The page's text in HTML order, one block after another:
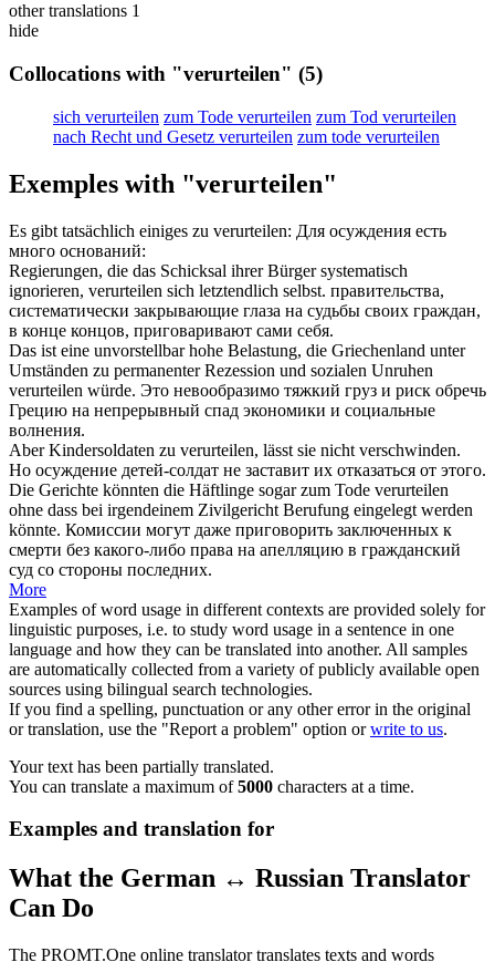
other translations 1
hide
Collocations with "verurteilen" (5)
sich verurteilen zum Tode verurteilen zum Tod verurteilen
nach Recht und Gesetz verurteilen zum tode verurteilen
Exemples with "verurteilen"
Es gibt tatsächlich einiges zu verurteilen: Для осуждения есть
много оснований:
Regierungen, die das Schicksal ihrer Bürger systematisch
ignorieren, verurteilen sich letztendlich selbst. правительства,
систематически закрывающие глаза на судьбы своих граждан,
в конце концов, приговаривают сами себя.
Das ist eine unvorstellbar hohe Belastung, die Griechenland unter
Umständen zu permanenter Rezession und sozialen Unruhen
verurteilen würde. Это невообразимо тяжкий груз и риск обречь
Грецию на непрерывный спад экономики и социальные
волнения.
Aber Kindersoldaten zu verurteilen, lässt sie nicht verschwinden.
Но осуждение детей-солдат не заставит их отказаться от этого.
Die Gerichte könnten die Häftlinge sogar zum Tode verurteilen
ohne dass bei irgendeinem Zivilgericht Berufung eingelegt werden
könnte. Комиссии могут даже приговорить заключенных к
смерти без какого-либо права на апелляцию в гражданский
суд со стороны последних.
More
Examples of word usage in different contexts are provided solely for
linguistic purposes, i.e. to study word usage in a sentence in one
language and how they can be translated into another. All samples
are automatically collected from a variety of publicly available open
sources using bilingual search technologies.
If you find a spelling, punctuation or any other error in the original
or translation, use the "Report a problem" option orwrite to us.
Your text has been partially translated.
You can translate a maximum of5000 characters at a time.
Examples and translation for
What the German ↔ Russian Translator
Can Do
The PROMT.One online translator translates texts and words